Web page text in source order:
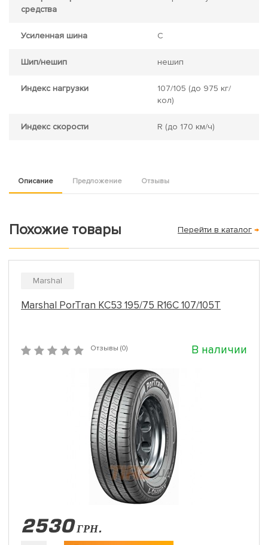
средства
Усиленная шина C
Шип/нешип нешип
Индекс нагрузки 107/105 (до 975 кг/
кол)
Индекс скорости R (до 170 км/ч)
Описание Предложение Отзывы
Похожие товары Перейти в каталог →
Marshal
Marshal PorTran KC53 195/75 R16C 107/105T
Отзывы (0) В наличии
2530 ГРН.